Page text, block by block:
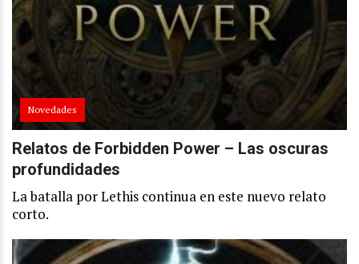
Novedades
Relatos de Forbidden Power – Las oscuras
profundidades
La batalla por Lethis continua en este nuevo relato
corto.